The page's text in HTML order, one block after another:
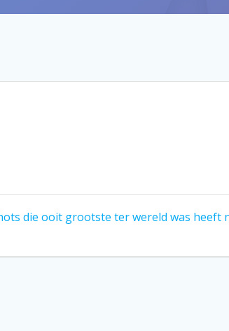
die ooit grootste ter wereld was heeft